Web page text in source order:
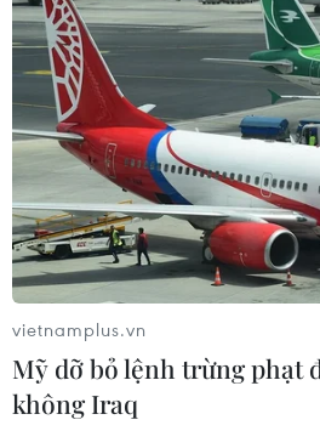
vietnamplus.vn
Mỹ dỡ bỏ lệnh trừng phạt
không Iraq